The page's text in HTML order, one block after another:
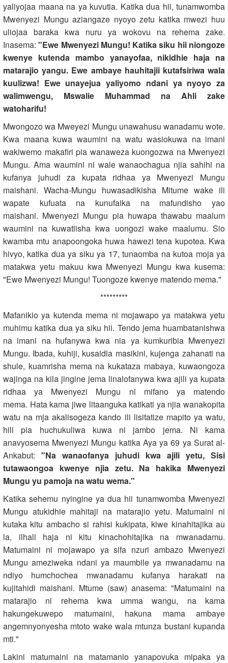
yaliyojaa maana na ya kuvutia. Katika dua hii, tunamwomba
Mwenyezi Mungu aziangaze nyoyo zetu katika mwezi huu
uliojaa baraka kwa nuru ya wokovu na rehema zake.
Inasema:"Ewe Mwenyezi Mungu! Katika siku hii niongoze
kwenye kutenda mambo yanayofaa, nikidhie haja na
matarajio yangu. Ewe ambaye hauhitajii kutafsiriwa wala
kuulizwa! Ewe unayejua yaliyomo ndani ya nyoyo za
walimwengu, Mswalie Muhammad na Ahli zake
watoharifu!
Mwongozo wa Mweyezi Mungu unawahusu wanadamu wote.
Kwa maana kuwa waumini na watu wasiokuwa na imani
wakiwemo makafiri pia wanaweza kuongozwa na Mwenyezi
Mungu. Ama waumini ni wale wanaochagua njia sahihi na
kufanya juhudi za kupata ridhaa ya Mwenyezi Mungu
maishani. Wacha-Mungu huwasadikisha Mitume wake ili
wapate kufuata na kunufaika na mafundisho yao
maishani. Mwenyezi Mungu pia huwapa thawabu maalum
waumini na kuwatiisha kwa uongozi wake maalumu. Sio
kwamba mtu anapoongoka huwa hawezi tena kupotea. Kwa
hivyo, katika dua ya siku ya 17, tunaomba na kutoa moja ya
matakwa yetu makuu kwa Mwenyezi Mungu kwa kusema:
"Ewe Mwenyezi Mungu! Tuongoze kwenye matendo mema."
*********
Mafanikio ya kutenda mema ni mojawapo ya matakwa yetu
muhimu katika dua ya siku hii. Tendo jema huambatanishwa
na imani na hufanywa kwa nia ya kumkuribia Mwenyezi
Mungu. Ibada, kuhiji, kusaidia masikini, kujenga zahanati na
shule, kuamrisha mema na kukataza mabaya, kuwaongoza
wajinga na kila jingine jema linalofanywa kwa ajili ya kupata
ridhaa ya Mwenyezi Mungu ni mifano ya matendo
mema. Hata kama jiwe litaanguka katikati ya njia wanakopita
watu na mja akalisogeza kando ili lisitatize mapito ya watu,
hili pia huchukuliwa kuwa ni jambo jema. Ni kama
anavyosema Mwenyezi Mungu katika Aya ya 69 ya Surat al-
Ankabut: "Na wanaofanya juhudi kwa ajili yetu, Sisi
tutawaongoa kwenye njia zetu. Na hakika Mwenyezi
Mungu yu pamoja na watu wema."
Katika sehemu nyingine ya dua hii tunamwomba Mwenyezi
Mungu atukidhie mahitaji na matarajio yetu. Matumaini ni
kutaka kitu ambacho si rahisi kukipata, kiwe kinahitajika au
la, ilhali haja ni kitu kinachohitajika na mwanadamu.
Matumaini ni mojawapo ya sifa nzuri ambazo Mwenyezi
Mungu ameziweka ndani ya maumbile ya mwanadamu na
ndiyo humchochea mwanadamu kufanya harakati na
kujitahidi maishani. Mtume (saw) anasema: "Matumaini na
matarajio ni rehema kwa umma wangu, na kama
hakungekuwepo matumaini, hakuna mama ambaye
angemnyonyesha mtoto wake wala mtunza bustani kupanda
mti."
Lakini matumaini na matamanio yanapovuka mipaka ya